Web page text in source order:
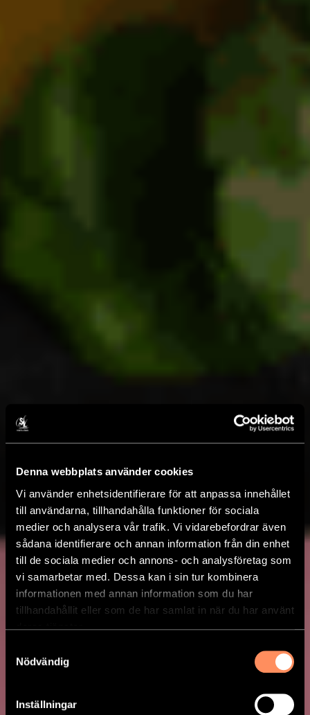
Denna webbplats använder cookies
Vi använder enhetsidentifierare för att anpassa innehållet
till användarna, tillhandahålla funktioner för sociala
medier och analysera vår trafik. Vi vidarebefordrar även
sådana identifierare och annan information från din enhet
till de sociala medier och annons- och analysföretag som
vi samarbetar med. Dessa kan i sin tur kombinera
informationen med annan information som du har
tillhandahållit eller som de har samlat in när du har använt
deras tjänster.
Nödvändig
Inställningar